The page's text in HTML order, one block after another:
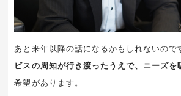
あと来年以降の話になるかもしれないので
ビスの周知が行き渡ったうえで、ニーズを
希望があります。